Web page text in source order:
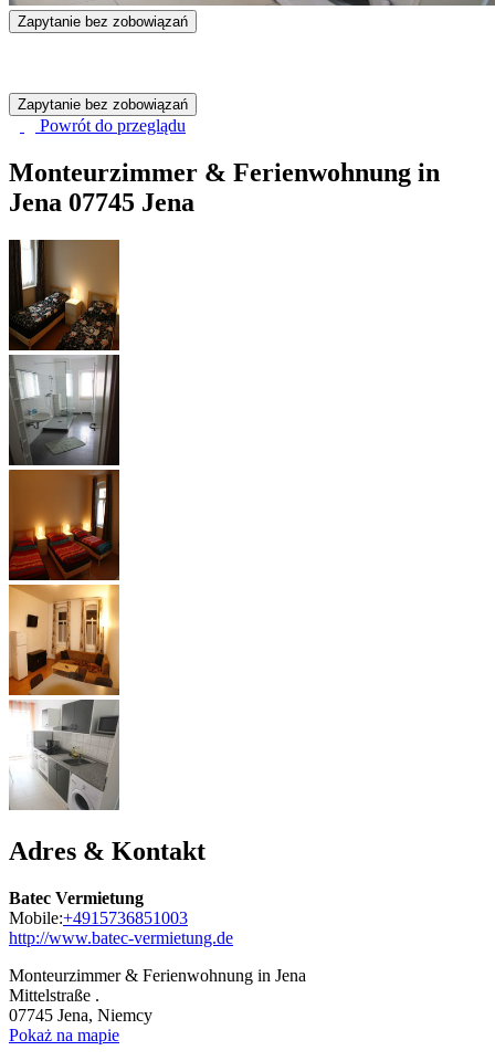
Zapytanie bez zobowiązań
Zapytanie bez zobowiązań
Powrót do przeglądu
Monteurzimmer & Ferienwohnung in
Jena 07745 Jena
Adres & Kontakt
Batec Vermietung
Mobile:+4915736851003
http://www.batec-vermietung.de
Monteurzimmer & Ferienwohnung in Jena
Mittelstraße .
07745 Jena, Niemcy
Pokaż na mapie